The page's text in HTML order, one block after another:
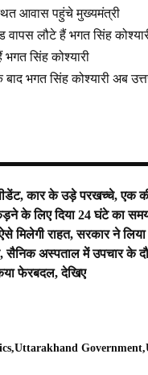
आवास पहुंचे मुख्यमंत्री
वापस लौटे हैं भगत सिंह
सिंह कोश्यारी
भगत सिंह कोश्यारी अब
कार के उड़े परखच्चे, एक
के लिए दिया 24 घंटे का
मिलेगी राहत, सरकार ने
सैनिक अस्पताल में उपचार के
फेरबदल, देखिए
Uttarakhand Government